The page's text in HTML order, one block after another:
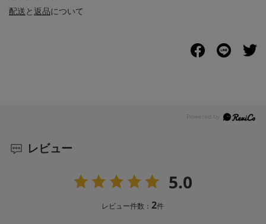
配送と返品について
レビュー
5.0
レビュー件数：2件